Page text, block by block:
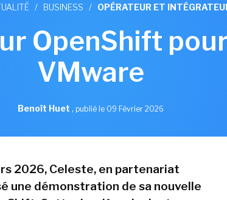
/ BUSINESS / OPÉRATEUR ET
OpenShift
VMware
Benoît Huet , publié le 09 Février 2026
2026, Celeste, en partenariat
une démonstration de sa nouvelle